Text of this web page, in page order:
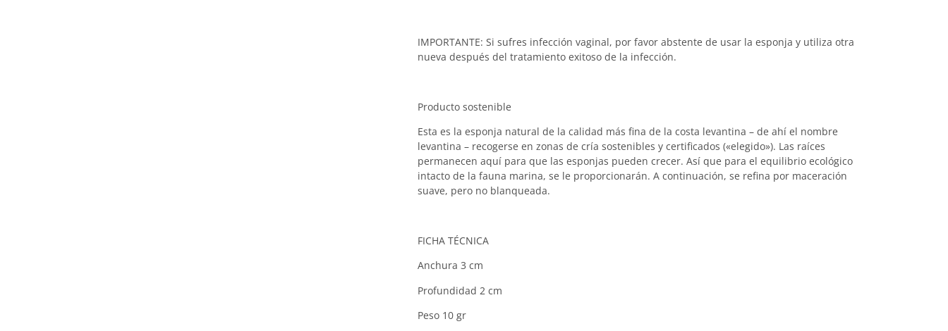
IMPORTANTE: Si sufres infección vaginal, por favor abstente de usar la esponja y utiliza otra
nueva después del tratamiento exitoso de la infección.
Producto sostenible
Esta es la esponja natural de la calidad más fina de la costa levantina – de ahí el nombre
levantina – recogerse en zonas de cría sostenibles y certificados («elegido»). Las raíces
permanecen aquí para que las esponjas pueden crecer. Así que para el equilibrio ecológico
intacto de la fauna marina, se le proporcionarán. A continuación, se refina por maceración
suave, pero no blanqueada.
FICHA TÉCNICA
Anchura 3 cm
Profundidad 2 cm
Peso 10 gr